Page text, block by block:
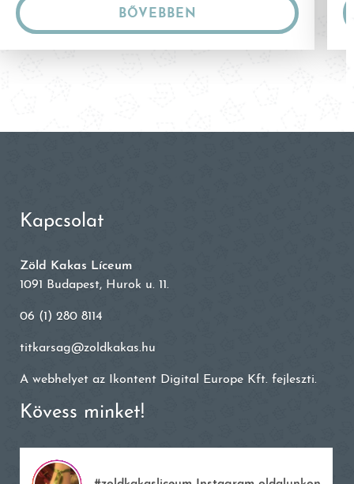
BŐVEBBEN
Kapcsolat
Zöld Kakas Líceum
1091 Budapest, Hurok u. 11.
06 (1) 280 8114
titkarsag@zoldkakas.hu
A webhelyet az Ikontent Digital Europe Kft. fejleszti.
Kövess minket!